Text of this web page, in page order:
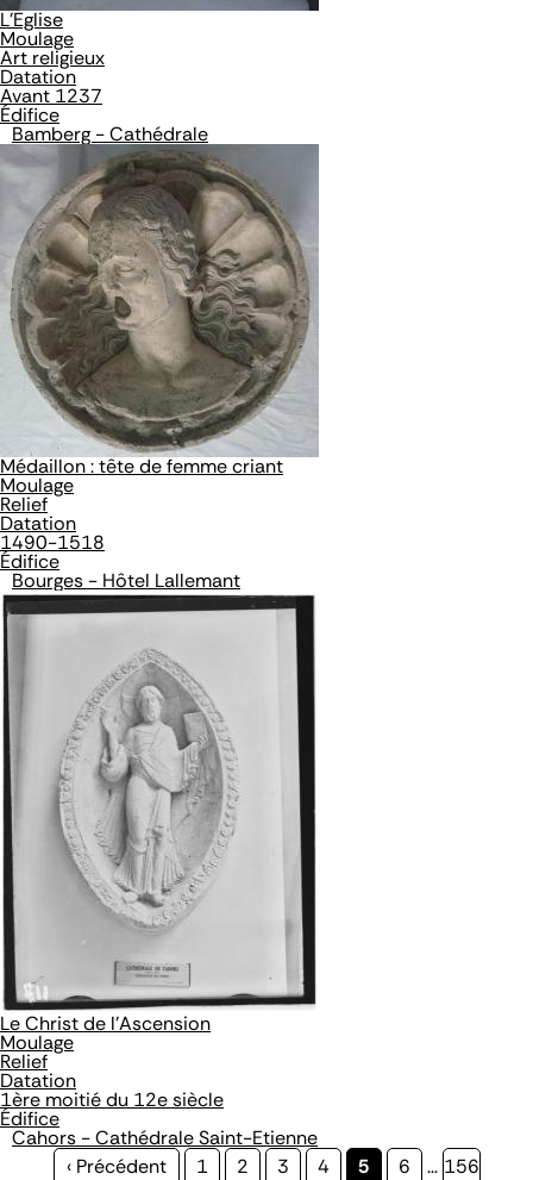
L'Eglise
Moulage
Art religieux
Datation
Avant 1237
Édifice
Bamberg - Cathédrale
Médaillon : tête de femme criant
Moulage
Relief
Datation
1490-1518
Édifice
Bourges - Hôtel Lallemant
Le Christ de l'Ascension
Moulage
Relief
Datation
1ère moitié du 12e siècle
Édifice
Cahors - Cathédrale Saint-Etienne
Page
‹ Précédent Page
1 Page
2 Page
3 Page
4
Page
5 Page
6 … Page
156